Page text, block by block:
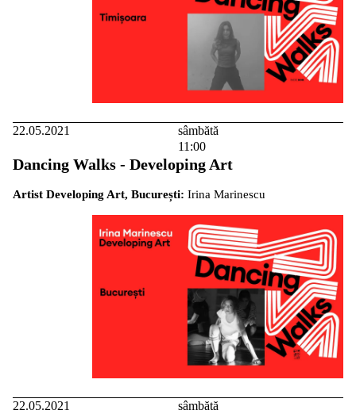
22.05.2021
sâmbătă
11:00
Dancing Walks - Developing Art
Artist Developing Art, București: Irina Marinescu
22.05.2021
sâmbătă